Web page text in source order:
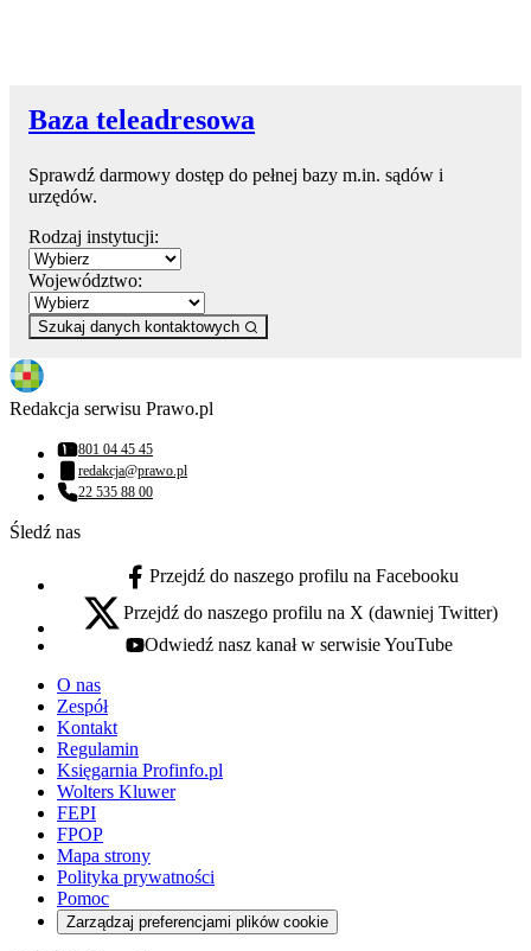
Baza teleadresowa
Sprawdź darmowy dostęp do pełnej bazy m.in. sądów i
urzędów.
Rodzaj instytucji:
Województwo:
Szukaj danych kontaktowych
Redakcja serwisu Prawo.pl
Numer telefonu:
801 04 45 45
Adres email:
redakcja@prawo.pl
Numer telefonu:
22 535 88 00
Śledź nas
facebook - otwiera się w nowej karcie
Przejdź do naszego profilu na Facebooku
x - otwiera się w nowej karcie
Przejdź do naszego profilu na X (dawniej Twitter)
youtube - otwiera się w nowej karcie
Odwiedź nasz kanał w serwisie YouTube
O nas
Zespół
Kontakt
Regulamin
Księgarnia Profinfo.pl
Wolters Kluwer
FEPI
FPOP
Mapa strony
Polityka prywatności
Pomoc
Zarządzaj preferencjami plików cookie